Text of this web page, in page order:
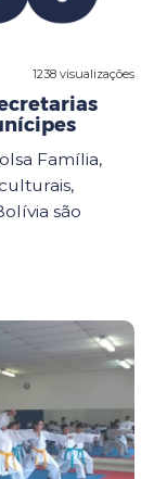
1238 visualizações
Família,
são